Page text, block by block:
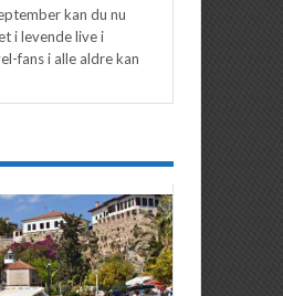
kan du nu
i levende live i
fans i alle aldre kan